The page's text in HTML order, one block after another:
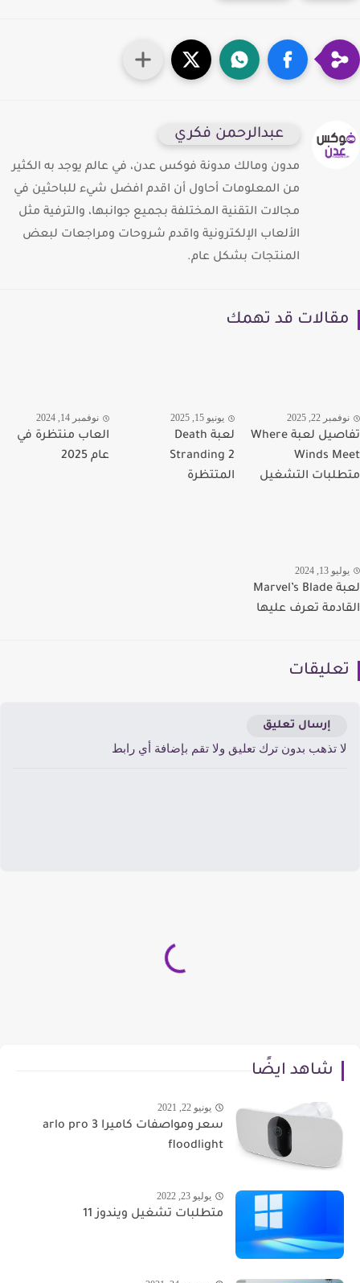
عبدالرحمن فكري
مدون ومالك مدونة فوكس عدن، في عالم يوجد به الكثير
من المعلومات أحاول أن اقدم افضل شيء للباحثين في
مجالات التقنية المختلفة بجميع جوانبها، والترفية مثل
الألعاب الإلكترونية واقدم شروحات ومراجعات لبعض
المنتجات بشكل عام.
قد تهمك
22, 2025
تفاصيل لعبة Where
Winds
التشغيل
يونيو 15, 2025
لعبة Death
Stranding 2
المتتظرة
نوفمبر 14, 2024
العاب منتظرة في
عام 2025
13, 2024
لعبة Marvel’s Blade
تعرف عليها
إرسال تعليق
تذهب بدون ترك تعليق ولا تقم بإضافة أي رابط
شاهد ايضًا
يونيو 22, 2021
سعر ومواصفات كاميرا arlo pro 3
floodlight
يوليو 23, 2022
متطلبات تشغيل ويندوز 11